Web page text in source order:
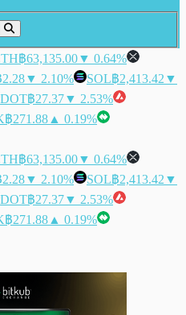
฿63,135.00▼ 0.64%
▼ 2.10% SOL฿2,413.42 ▼
DOT฿27.37▼ 2.53%
฿271.88 ▲ 0.19%
฿63,135.00▼ 0.64%
▼ 2.10% SOL฿2,413.42 ▼
DOT฿27.37▼ 2.53%
฿271.88 ▲ 0.19%